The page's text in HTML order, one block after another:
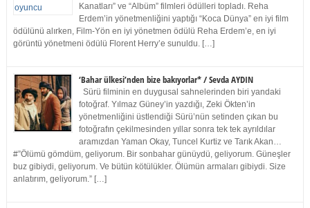
Kanatları” ve “Albüm” filmleri ödülleri topladı. Reha
Erdem’in yönetmenliğini yaptığı “Koca Dünya” en iyi film
ödülünü alırken, Film-Yön en iyi yönetmen ödülü Reha Erdem’e, en iyi
görüntü yönetmeni ödülü Florent Herry’e sunuldu. […]
‘Bahar ülkesi’nden bize bakıyorlar* / Sevda AYDIN
Sürü filminin en duygusal sahnelerinden biri yandaki
fotoğraf. Yılmaz Güney’in yazdığı, Zeki Ökten’in
yönetmenliğini üstlendiği Sürü’nün setinden çıkan bu
fotoğrafın çekilmesinden yıllar sonra tek tek ayrıldılar
aramızdan Yaman Okay, Tuncel Kurtiz ve Tarık Akan…
#”Ölümü gömdüm, geliyorum. Bir sonbahar günüydü, geliyorum. Güneşler
buz gibiydi, geliyorum. Ve bütün kötülükler. Ölümün armaları gibiydi. Size
anlatırım, geliyorum.” […]